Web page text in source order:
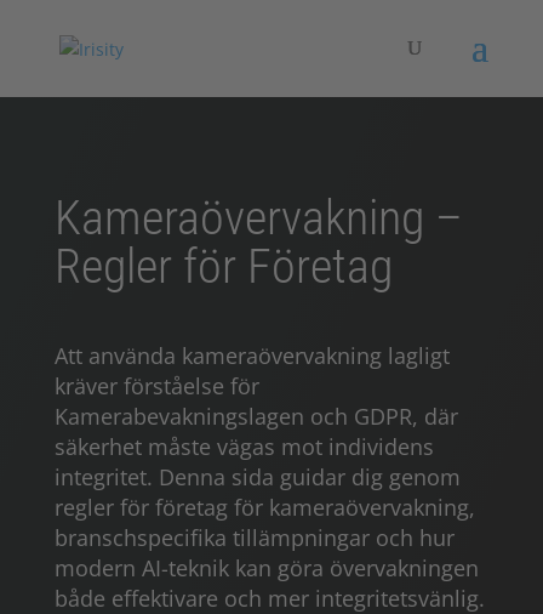
Kameraövervakning –
Regler för Företag
Att använda kameraövervakning lagligt
kräver förståelse för
Kamerabevakningslagen och GDPR, där
säkerhet måste vägas mot individens
integritet. Denna sida guidar dig genom
regler för företag för kameraövervakning,
branschspecifika tillämpningar och hur
modern AI-teknik kan göra övervakningen
både effektivare och mer integritetsvänlig.